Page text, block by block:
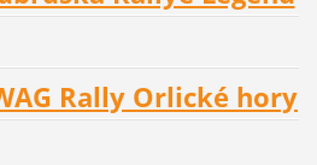
Rally Orlické hory